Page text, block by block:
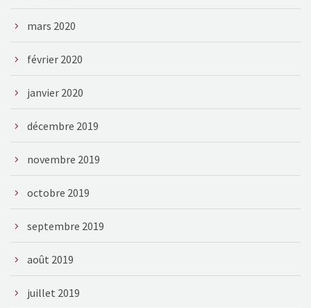
mars 2020
février 2020
janvier 2020
décembre 2019
novembre 2019
octobre 2019
septembre 2019
août 2019
juillet 2019